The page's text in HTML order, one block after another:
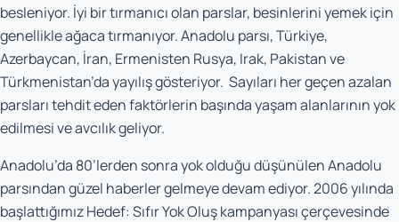
besleniyor. İyi bir tırmanıcı olan parslar, besinlerini yemek için
genellikle ağaca tırmanıyor. Anadolu parsı, Türkiye,
Azerbaycan, İran, Ermenisten Rusya, Irak, Pakistan ve
Türkmenistan’da yayılış gösteriyor. Sayıları her geçen azalan
parsları tehdit eden faktörlerin başında yaşam alanlarının yok
edilmesi ve avcılık geliyor.
Anadolu’da 80’lerden sonra yok olduğu düşünülen Anadolu
parsından güzel haberler gelmeye devam ediyor. 2006 yılında
başlattığımızHedef: Sıfır Yok Oluşkampanyası çerçevesinde